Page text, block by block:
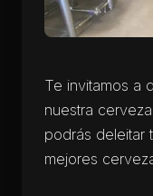
Te invitamos a
nuestra
podrás deleitar
mejores